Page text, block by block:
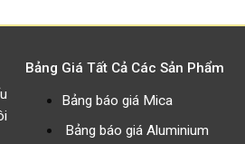
Bảng Giá Tất Cả Các Sản Phẩm
Bảng báo giá Mica
Bảng báo giá Aluminium